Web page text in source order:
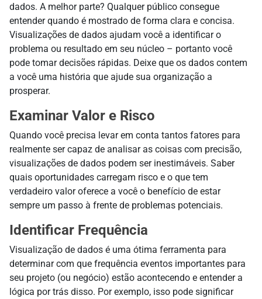
dados. A melhor parte? Qualquer público consegue
entender quando é mostrado de forma clara e concisa.
Visualizações de dados ajudam você a identificar o
problema ou resultado em seu núcleo – portanto você
pode tomar decisões rápidas. Deixe que os dados contem
a você uma história que ajude sua organização a
prosperar.
Examinar Valor e Risco
Quando você precisa levar em conta tantos fatores para
realmente ser capaz de analisar as coisas com precisão,
visualizações de dados podem ser inestimáveis. Saber
quais oportunidades carregam risco e o que tem
verdadeiro valor oferece a você o benefício de estar
sempre um passo à frente de problemas potenciais.
Identificar Frequência
Visualização de dados é uma ótima ferramenta para
determinar com que frequência eventos importantes para
seu projeto (ou negócio) estão acontecendo e entender a
lógica por trás disso. Por exemplo, isso pode significar